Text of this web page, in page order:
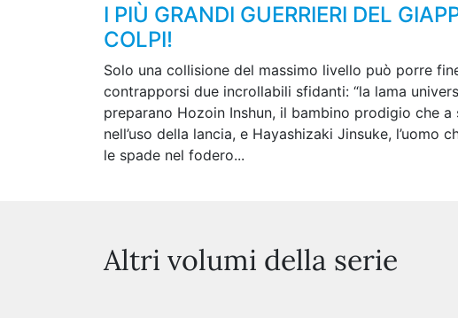
I PIÙ GRANDI GUERRIERI DEL
COLPI!
Solo una collisione del massimo livello può porre
contrapporsi due incrollabili sfidanti: “la lama
preparano Hozoin Inshun, il bambino prodigio che
nell’uso della lancia, e Hayashizaki Jinsuke,
le spade nel fodero...
Altri volumi della serie